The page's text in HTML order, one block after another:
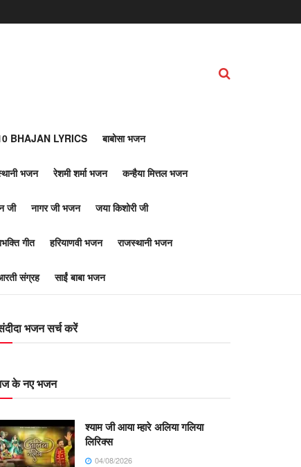
BHAJAN LYRICS बाबोसा भजन
भजन रेशमी शर्मा भजन कन्हैया मित्तल भजन
जी नागर जी भजन जया किशोरी जी
गीत हरियाणवी भजन राजस्थानी भजन
संग्रह साईं बाबा भजन
भजन सर्च करें
के नए भजन
श्याम जी आया म्हारे अलिया गलिया
लिरिक्स
04/08/2026